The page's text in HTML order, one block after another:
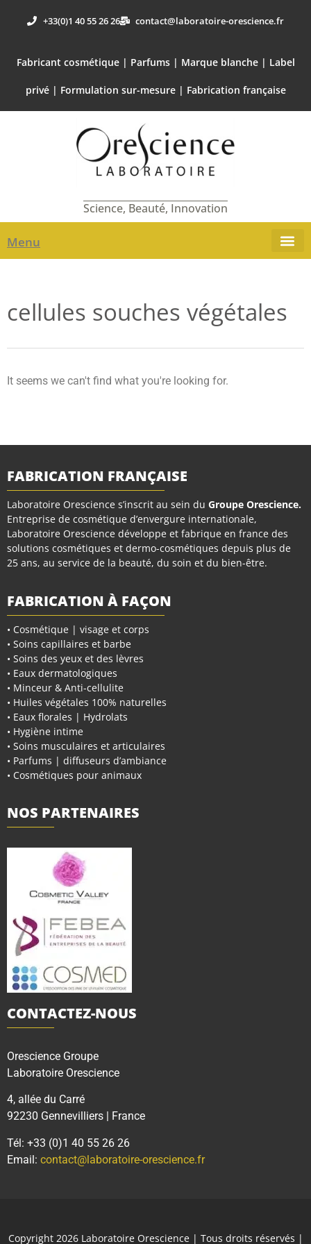
+33(0)1 40 55 26 26 contact@laboratoire-orescience.fr
Fabricant cosmétique | Parfums | Marque blanche | Label
privé | Formulation sur-mesure | Fabrication française
Science, Beauté, Innovation
Menu
cellules souches végétales
It seems we can't find what you're looking for.
FABRICATION FRANÇAISE
Laboratoire Orescience s’inscrit au sein du Groupe Orescience.
Entreprise de cosmétique d’envergure internationale,
Laboratoire Orescience développe et fabrique en france des
solutions cosmétiques et dermo-cosmétiques depuis plus de
25 ans, au service de la beauté, du soin et du bien-être.
FABRICATION À FAÇON
• Cosmétique | visage et corps
• Soins capillaires et barbe
• Soins des yeux et des lèvres
• Eaux dermatologiques
• Minceur & Anti-cellulite
• Huiles végétales 100% naturelles
• Eaux florales | Hydrolats
• Hygiène intime
• Soins musculaires et articulaires
• Parfums | diffuseurs d’ambiance
• Cosmétiques pour animaux
NOS PARTENAIRES
CONTACTEZ-NOUS
Orescience Groupe
Laboratoire Orescience
4, allée du Carré
92230 Gennevilliers | France
Tél: +33 (0)1 40 55 26 26
Email: contact@laboratoire-orescience.fr
Copyright 2026 Laboratoire Orescience | Tous droits réservés |